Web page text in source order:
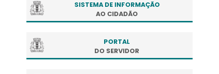
SISTEMA DE INFORMAÇÃO
AO CIDADÃO
PORTAL
DO SERVIDOR